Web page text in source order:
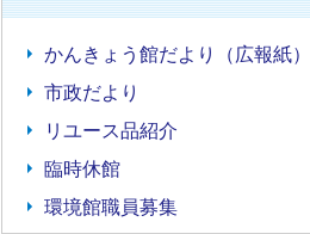
かんきょう館だより（広報紙）
市政だより
リユース品紹介
臨時休館
環境館職員募集